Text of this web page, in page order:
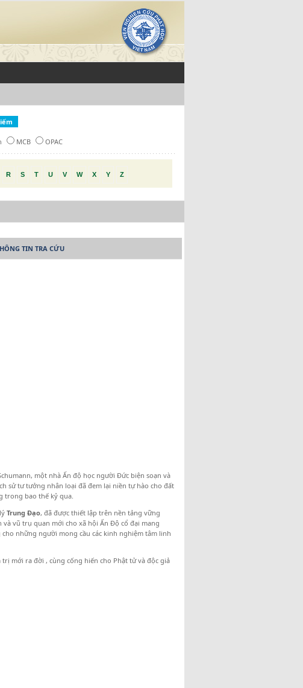
MCB OPAC
R S T U V W X Y Z
TIN TRA CỨU
một nhà Ấn độ học người Đức biện soạn và
sử tư tưởng nhân loại đã đem lại niền tự hào cho đất
trong bao thế kỷ qua.
Trung Đạo, đã được thiết lập trên nền tảng vững
vũ trụ quan mới cho xã hội Ấn Độ cổ đại mang
những người mong cầu các kinh nghiệm tâm linh
mới ra đời , cùng cống hiến cho Phật tử và độc giả